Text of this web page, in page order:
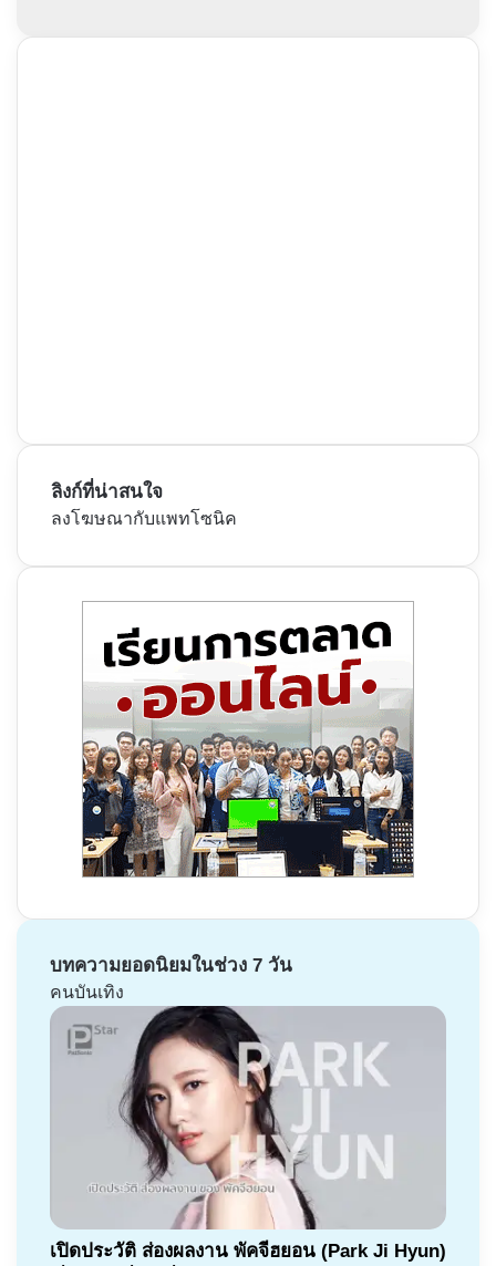
ลิงก์ที่น่าสนใจ
ลงโฆษณากับแพทโซนิค
บทความยอดนิยมในช่วง 7 วัน
คนบันเทิง
เปิดประวัติ ส่องผลงาน พัคจีฮยอน (Park Ji Hyun)